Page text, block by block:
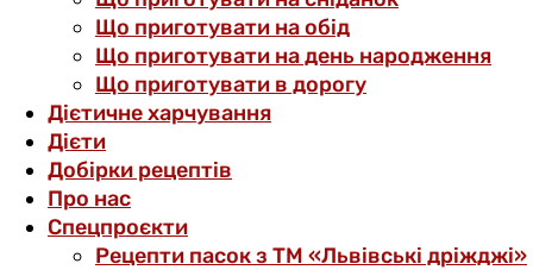
Що приготувати на обід
Що приготувати на день народження
Що приготувати в дорогу
Дієтичне харчування
Дієти
Добірки рецептів
Про нас
Спецпроєкти
Рецепти пасок з ТМ «Львівські дріжджі»